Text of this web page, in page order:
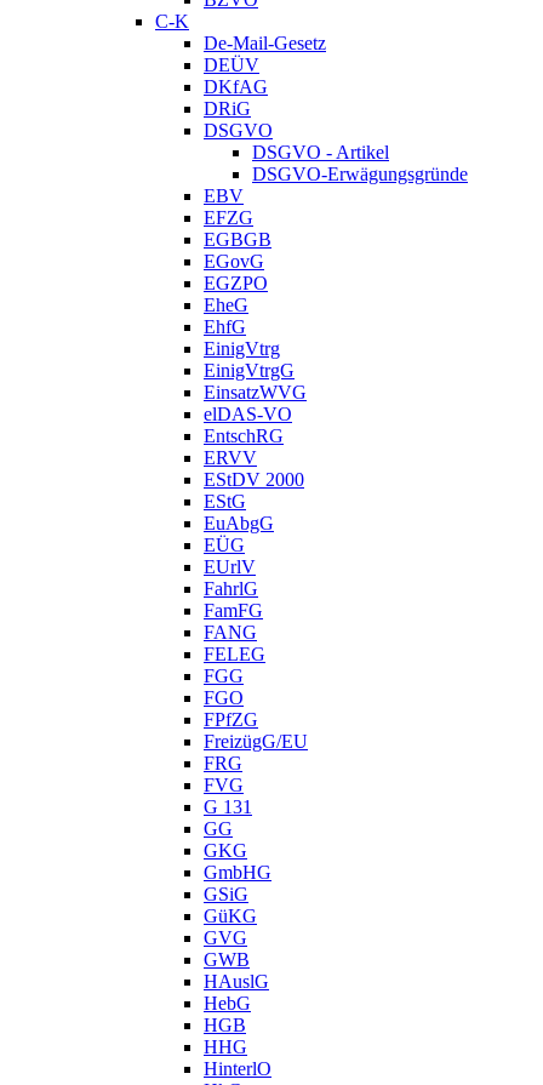
C-K
De-Mail-Gesetz
DEÜV
DKfAG
DRiG
DSGVO
DSGVO - Artikel
DSGVO-Erwägungsgründe
EBV
EFZG
EGBGB
EGovG
EGZPO
EheG
EhfG
EinigVtrg
EinigVtrgG
EinsatzWVG
elDAS-VO
EntschRG
ERVV
EStDV 2000
EStG
EuAbgG
EÜG
EUrlV
FahrlG
FamFG
FANG
FELEG
FGG
FGO
FPfZG
FreizügG/EU
FRG
FVG
G 131
GG
GKG
GmbHG
GSiG
GüKG
GVG
GWB
HAuslG
HebG
HGB
HHG
HinterlO